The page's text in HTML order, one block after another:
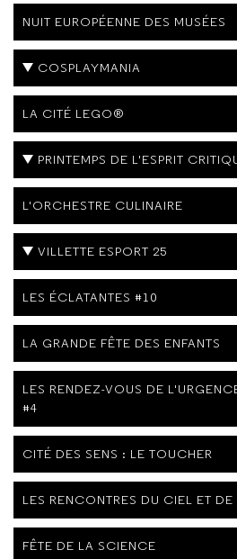
NUIT EUROPÉENNE DES MUSÉES
COSPLAYMANIA
LA CITÉ LEGO®
PRINTEMPS DE L'ESPRIT
L'ORCHESTRE CULINAIRE
VILLETTE ESPORT 25
LES ÉCLATANTES #10
LA GRANDE FÊTE DES ENFANTS
LES RENDEZ-VOUS DE
#4
CITÉ DES SENS : LE TOUCHER
LES RENCONTRES DU CIEL ET DE
FÊTE DE LA SCIENCE